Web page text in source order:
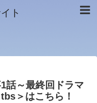
ト
話～最終回ドラマ
＞はこちら！